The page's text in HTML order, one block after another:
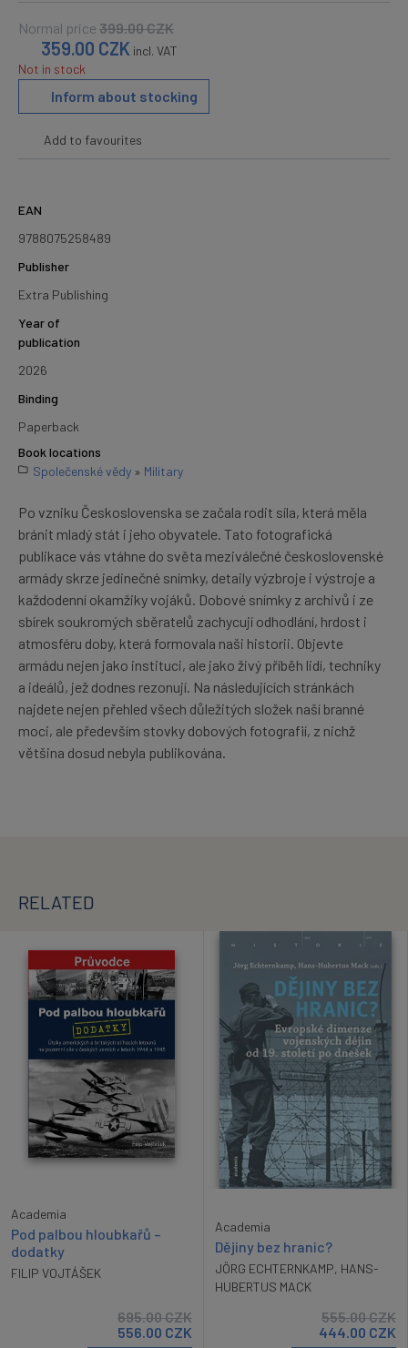
Normal price 399.00CZK
359.00 CZK incl. VAT
Not in stock
Inform about stocking
Add to favourites
EAN
9788075258489
Publisher
Extra Publishing
Year of
publication
2026
Binding
Paperback
Book locations
Společenské vědy » Military
Po vzniku Československa se začala rodit síla, která měla
bránit mladý stát i jeho obyvatele. Tato fotografická
publikace vás vtáhne do světa meziválečné československé
armády skrze jedinečné snímky, detaily výzbroje i výstroje a
každodenní okamžiky vojáků. Dobové snímky z archivů i ze
sbírek soukromých sběratelů zachycují odhodlání, hrdost i
atmosféru doby, která formovala naši historii. Objevte
armádu nejen jako instituci, ale jako živý příběh lidí, techniky
a ideálů, jež dodnes rezonují. Na následujících stránkách
najdete nejen přehled všech důležitých složek naší branné
moci, ale především stovky dobových fotografií, z nichž
většina dosud nebyla publikována.
RELATED
Academia
Pod palbou hloubkařů –
dodatky
FILIP VOJTÁŠEK
695.00CZK
556.00 CZK
Academia
Dějiny bez hranic?
JÖRG ECHTERNKAMP, HANS-
HUBERTUS MACK
555.00CZK
444.00 CZK